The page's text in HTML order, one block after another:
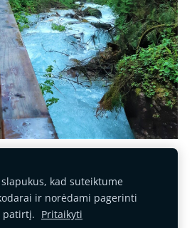
Slapukai
kad suteiktume
ir norėdami pagerinti
patirtį. Pritaikyti